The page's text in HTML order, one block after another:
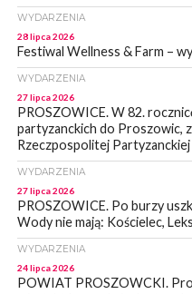
WYDARZENIA
28 lipca 2026
Festiwal Wellness & Farm –
WYDARZENIA
27 lipca 2026
PROSZOWICE. W 82.
partyzanckich do Proszowic,
Rzeczpospolitej Partyzanckiej
WYDARZENIA
27 lipca 2026
PROSZOWICE. Po burzy
Wody nie mają: Kościelec,
WYDARZENIA
24 lipca 2026
POWIAT PROSZOWCKI.